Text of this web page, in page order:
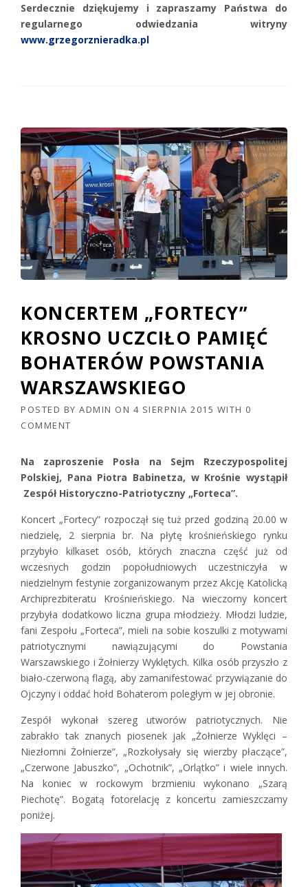
Serdecznie dziękujemy i zapraszamy Państwa do
regularnego odwiedzania witryny
www.grzegorznieradka.pl
KONCERTEM „FORTECY”
KROSNO UCZCIŁO PAMIĘĆ
BOHATERÓW POWSTANIA
WARSZAWSKIEGO
POSTED BY ADMIN ON 4 SIERPNIA 2015 WITH 0
COMMENT
Na zaproszenie Posła na Sejm Rzeczypospolitej
Polskiej, Pana Piotra Babinetza, w Krośnie wystąpił
Zespół Historyczno-Patriotyczny „Forteca”.
Koncert „Fortecy” rozpoczął się tuż przed godziną 20.00 w
niedzielę, 2 sierpnia br. Na płytę krośnieńskiego rynku
przybyło kilkaset osób, których znaczna część już od
wczesnych godzin popołudniowych uczestniczyła w
niedzielnym festynie zorganizowanym przez Akcję Katolicką
Archiprezbiteratu Krośnieńskiego. Na wieczorny koncert
przybyła dodatkowo liczna grupa młodzieży. Młodzi ludzie,
fani Zespołu „Forteca”, mieli na sobie koszulki z motywami
patriotycznymi nawiązującymi do Powstania
Warszawskiego i Żołnierzy Wyklętych. Kilka osób przyszło z
biało-czerwoną flagą, aby zamanifestować przywiązanie do
Ojczyny i oddać hołd Bohaterom poległym w jej obronie.
Zespół wykonał szereg utworów patriotycznych. Nie
zabrakło tak znanych piosenek jak „Żołnierze Wyklęci –
Niezłomni Żołnierze”, „Rozkołysały się wierzby płaczące”,
„Czerwone Jabuszko”, „Ochotnik”, „Orlątko” i wiele innych.
Na koniec w rockowym brzmieniu wykonano „Szarą
Piechotę”. Bogatą fotorelację z koncertu zamieszczamy
poniżej.